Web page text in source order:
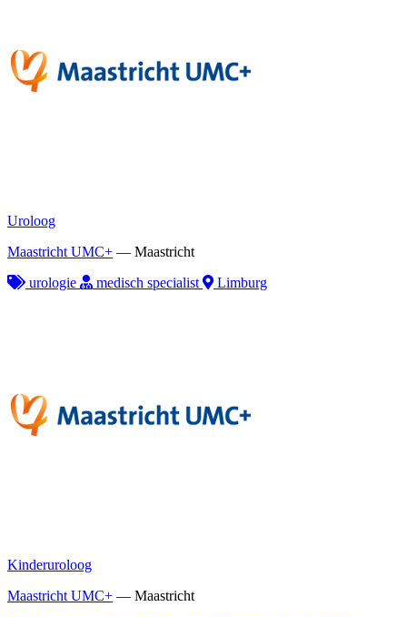
Uroloog
Maastricht UMC+ — Maastricht
urologie
medisch specialist Limburg
Kinderuroloog
Maastricht UMC+ — Maastricht